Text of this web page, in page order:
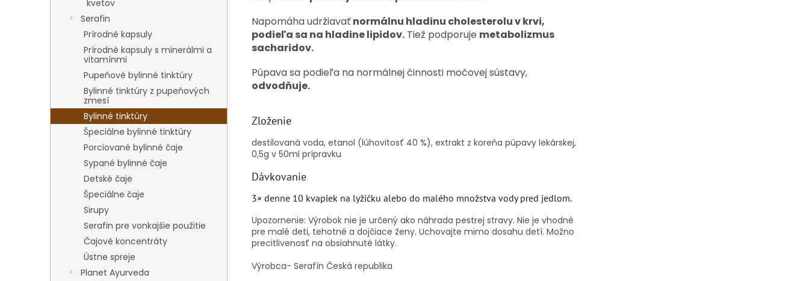
kvetov
Serafin
Prírodné kapsuly
Prírodné kapsuly s minerálmi a
vitamínmi
Pupeňové bylinné tinktúry
Bylinné tinktúry z pupeňových
zmesí
Bylinné tinktúry
Špeciálne bylinné tinktúry
Porciované bylinné čaje
Sypané bylinné čaje
Detské čaje
Špeciálne čaje
Sirupy
Serafin pre vonkajšie použitie
Čajové koncentráty
Ústne spreje
Planet Ayurveda
Napomáha udržiavaťnormálnu hladinu cholesterolu v krvi,
podieľa sa na hladine lipidov. Tiež podporuje metabolizmus
sacharidov.
Púpava sa podieľa na normálnej činnosti močovej sústavy,
odvodňuje.
Zloženie
destilovaná voda, etanol (lúhovitosť 40 %), extrakt z koreňa púpavy lekárskej,
0,5g v 50ml prípravku
Dávkovanie
3× denne 10 kvapiek na lyžičku alebo do malého množstva vody pred jedlom.
Upozornenie: Výrobok nie je určený ako náhrada pestrej stravy. Nie je vhodné
pre malé deti, tehotné a dojčiace ženy. Uchovajte mimo dosahu detí. Možno
precitlivenosť na obsiahnuté látky.
Výrobca- Serafín Česká republika